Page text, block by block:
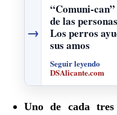
→
“Comuni-
de las
Los perros
sus amos
Seguir leyendo
DSAlicante.com
Uno de cada tres